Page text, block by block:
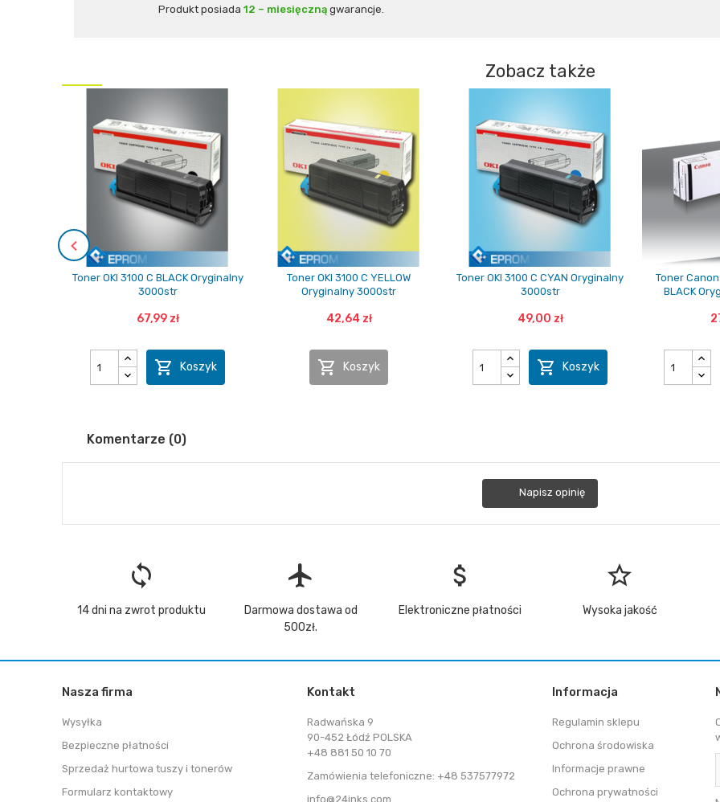
Produkt posiada 12 – miesięczną gwarancje.
Zobacz także
Toner OKI 3100 C BLACK Oryginalny
3000str
67,99 zł
 Koszyk
Toner OKI 3100 C YELLOW
Oryginalny 3000str
42,64 zł
 Koszyk
Toner OKI 3100 C CYAN Oryginalny
3000str
49,00 zł
 Koszyk
Toner
BLACK
Komentarze (0)
Napisz opinię
loop
14 dni na zwrot produktu
flight
Darmowa dostawa od
500zł.
attach_money
Elektroniczne płatności
star_border
Wysoka jakość
Nasza firma
Wysyłka
Bezpieczne płatności
Sprzedaż hurtowa tuszy i tonerów
Formularz kontaktowy
Kontakt
Radwańska 9
90-452 Łódź POLSKA
+48 881 50 10 70
Zamówienia telefoniczne: +48 537577972
info@24inks.com
Informacja
Regulamin sklepu
Ochrona środowiska
Informacje prawne
Ochrona prywatności